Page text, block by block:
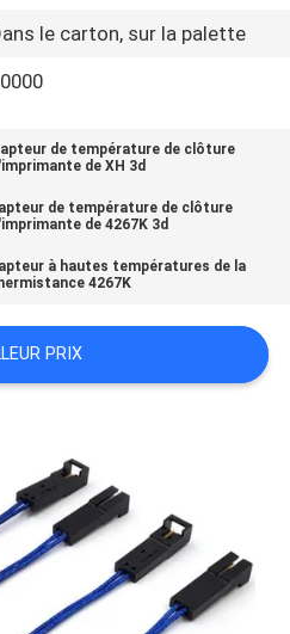
le carton, sur la palette
de température de clôture
de XH 3d
de température de clôture
de 4267K 3d
à hautes températures de la
4267K
PRIX